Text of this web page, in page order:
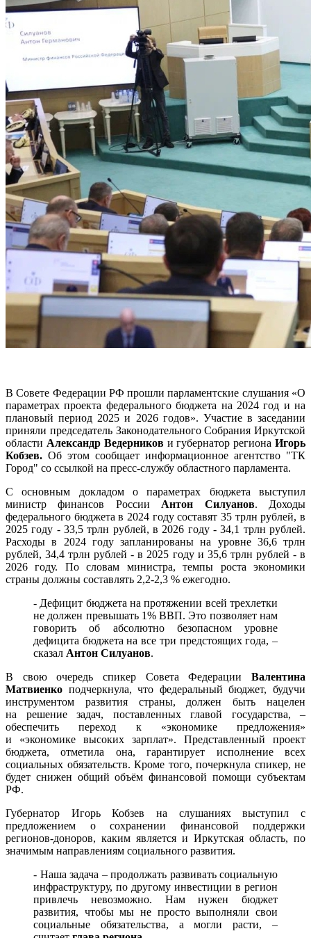
В Совете Федерации РФ прошли парламентские слушания «О
параметрах проекта федерального бюджета на 2024 год и на
плановый период 2025 и 2026 годов». Участие в заседании
приняли председатель Законодательного Собрания Иркутской
области Александр Ведерникови губернатор регионаИгорь
Кобзев. Об этом сообщает информационное агентство "ТК
Город" со ссылкой на пресс-службу областного парламента.
С основным докладом о параметрах бюджета выступил
министр финансов России Антон Силуанов. Доходы
федерального бюджета в 2024 году составят 35 трлн рублей, в
2025 году - 33,5 трлн рублей, в 2026 году - 34,1 трлн рублей.
Расходы в 2024 году запланированы на уровне 36,6 трлн
рублей, 34,4 трлн рублей - в 2025 году и 35,6 трлн рублей - в
2026 году. По словам министра, темпы роста экономики
страны должны составлять 2,2-2,3 % ежегодно.
- Дефицит бюджета на протяжении всей трехлетки
не должен превышать 1% ВВП. Это позволяет нам
говорить об абсолютно безопасном уровне
дефицита бюджета на все три предстоящих года, –
сказал Антон Силуанов.
В свою очередь спикер Совета Федерации Валентина
Матвиенко подчеркнула, что федеральный бюджет, будучи
инструментом развития страны, должен быть нацелен
на решение задач, поставленных главой государства, –
обеспечить переход к «экономике предложения»
и «экономике высоких зарплат». Представленный проект
бюджета, отметила она, гарантирует исполнение всех
социальных обязательств. Кроме того, почеркнула спикер, не
будет снижен общий объём финансовой помощи субъектам
РФ.
Губернатор Игорь Кобзев на слушаниях выступил с
предложением о сохранении финансовой поддержки
регионов-доноров, каким является и Иркутская область, по
значимым направлениям социального развития.
- Наша задача – продолжать развивать социальную
инфраструктуру, по другому инвестиции в регион
привлечь невозможно. Нам нужен бюджет
развития, чтобы мы не просто выполняли свои
социальные обязательства, а могли расти, –